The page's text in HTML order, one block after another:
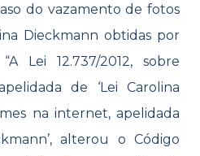
do vazamento de fotos
Dieckmann obtidas por
Lei 12.737/2012, sobre
de ‘Lei Carolina
na internet, apelidada
alterou o Código